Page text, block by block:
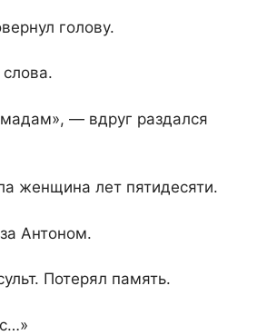
голову.
— вдруг раздался
женщина лет пятидесяти.
Антоном.
Потерял память.